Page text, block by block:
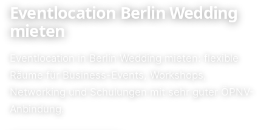
Eventlocation Berlin Wedding
mieten
Eventlocation in Berlin Wedding mieten: flexible
Räume für Business-Events, Workshops,
Networking und Schulungen mit sehr guter ÖPNV-
Anbindung.